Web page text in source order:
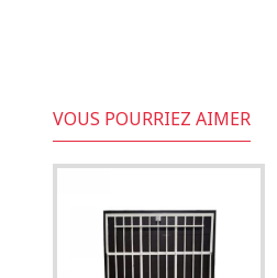
VOUS POURRIEZ AIMER